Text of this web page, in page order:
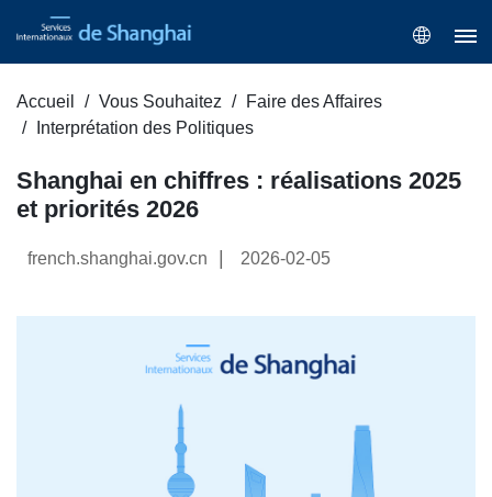
Accueil Vous Souhaitez
Faire des Affaires
Interprétation des Politiques
Shanghai en chiffres : réalisations 2025
et priorités 2026
french.shanghai.gov.cn 2026-02-05